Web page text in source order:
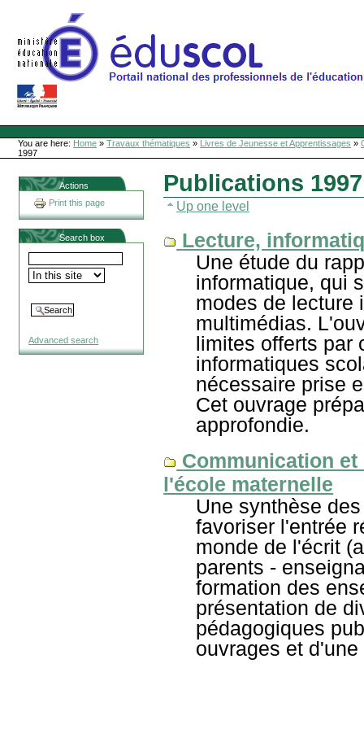
Site Web de l'ONL
Sections
Personal
toolsYou are here: Home » Travaux thématiques » Livres de Jeunesse et Apprentissages »
1997
Actions
Print this page
Search box
Advanced search
Publications 1997
Up one level
Lecture,
Une étude du
informatique, qui
modes de lecture
multimédias.
limites offerts par
informatiques
nécessaire prise
Cet ouvrage
approfondie.
Communication
l'école maternelle
Une synthèse
favoriser l'entrée
monde de l'écrit
parents -
formation des
présentation de
pédagogiques
ouvrages et